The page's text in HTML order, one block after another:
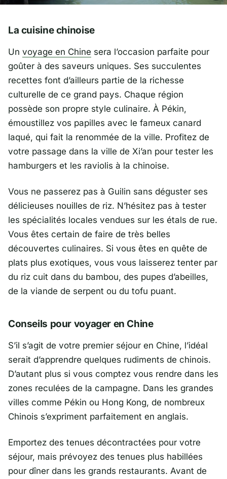
La cuisine chinoise
Un voyage en Chine sera l’occasion parfaite pour
goûter à des saveurs uniques. Ses succulentes
recettes font d’ailleurs partie de la richesse
culturelle de ce grand pays. Chaque région
possède son propre style culinaire. À Pékin,
émoustillez vos papilles avec le fameux canard
laqué, qui fait la renommée de la ville. Profitez de
votre passage dans la ville de Xi’an pour tester les
hamburgers et les raviolis à la chinoise.
Vous ne passerez pas à Guilin sans déguster ses
délicieuses nouilles de riz. N’hésitez pas à tester
les spécialités locales vendues sur les étals de rue.
Vous êtes certain de faire de très belles
découvertes culinaires. Si vous êtes en quête de
plats plus exotiques, vous vous laisserez tenter par
du riz cuit dans du bambou, des pupes d’abeilles,
de la viande de serpent ou du tofu puant.
Conseils pour voyager en Chine
S’il s’agit de votre premier séjour en Chine, l’idéal
serait d’apprendre quelques rudiments de chinois.
D’autant plus si vous comptez vous rendre dans les
zones reculées de la campagne. Dans les grandes
villes comme Pékin ou Hong Kong, de nombreux
Chinois s’expriment parfaitement en anglais.
Emportez des tenues décontractées pour votre
séjour, mais prévoyez des tenues plus habillées
pour dîner dans les grands restaurants. Avant de